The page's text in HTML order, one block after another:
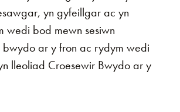
yn gyfeillgar ac yn
wedi bod mewn sesiwn
ar y fron ac rydym wedi
lleoliad Croesewir Bwydo ar y